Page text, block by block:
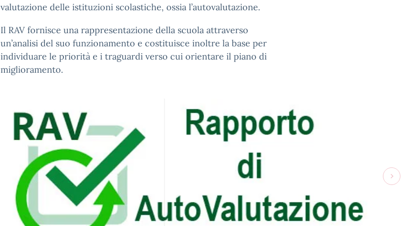
valutazione delle istituzioni scolastiche, ossia l’autovalutazione.
Il RAV fornisce una rappresentazione della scuola attraverso
un’analisi del suo funzionamento e costituisce inoltre la base per
individuare le priorità e i traguardi verso cui orientare il piano di
miglioramento.